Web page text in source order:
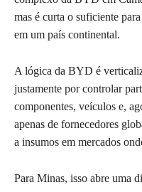
mas é curta o suficiente
em um país continental.
A lógica da BYD é
justamente por controlar
componentes, veículos e,
apenas de fornecedores
a insumos em mercados
Para Minas, isso abre uma